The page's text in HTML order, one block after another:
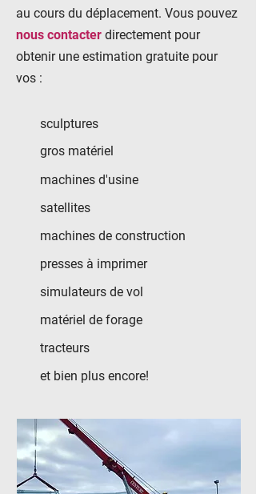
au cours du déplacement. Vous pouvez
nous contacter directement pour
obtenir une estimation gratuite pour
vos :
sculptures
gros matériel
machines d'usine
satellites
machines de construction
presses à imprimer
simulateurs de vol
matériel de forage
tracteurs
et bien plus encore!